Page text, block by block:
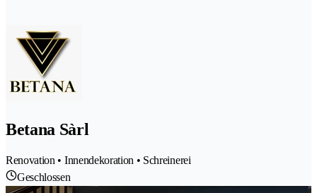
Betana Sàrl
Renovation • Innendekoration • Schreinerei
Geschlossen